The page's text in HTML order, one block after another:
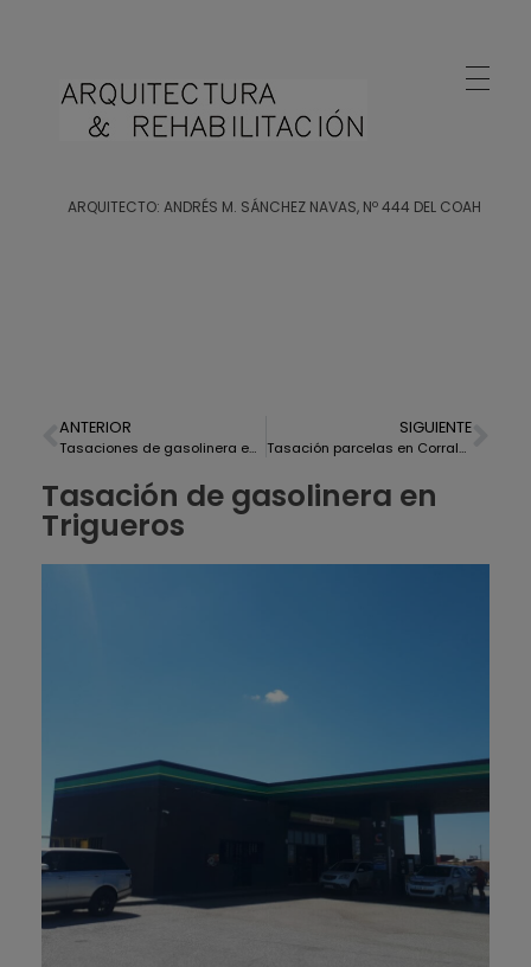
ARQUITECTO: ANDRÉS M. SÁNCHEZ NAVAS, Nº 444 DEL COAH
ANTERIOR
Tasaciones de gasolinera en Hinojos
SIGUIENTE
Tasación parcelas en Corrales, Aljaraque
Tasación de gasolinera en
Trigueros